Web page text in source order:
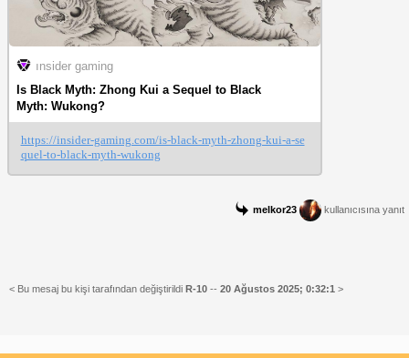
ınsider gaming
Is Black Myth: Zhong Kui a Sequel to Black
Myth: Wukong?
https://insider-gaming.com/is-black-myth-zhong-kui-a-se
quel-to-black-myth-wukong
melkor23 kullanıcısına yanıt
< Bu mesaj bu kişi tarafından değiştirildi R-10 -- 20 Ağustos 2025; 0:32:1 >